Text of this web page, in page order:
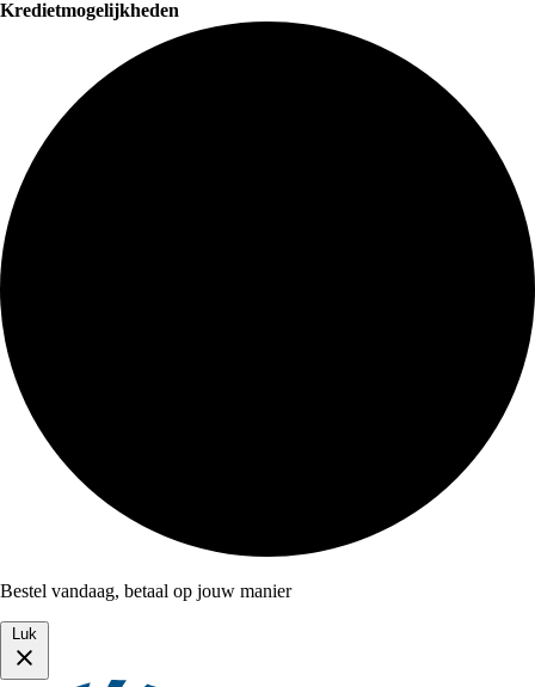
Kredietmogelijkheden
Bestel vandaag, betaal op jouw manier
Luk